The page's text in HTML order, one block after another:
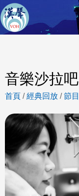
音樂沙拉吧
首頁 /經典回放 /節目